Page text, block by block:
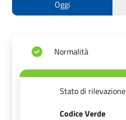
Oggi
Normalità
Stato di rilevazione
Codice Verde